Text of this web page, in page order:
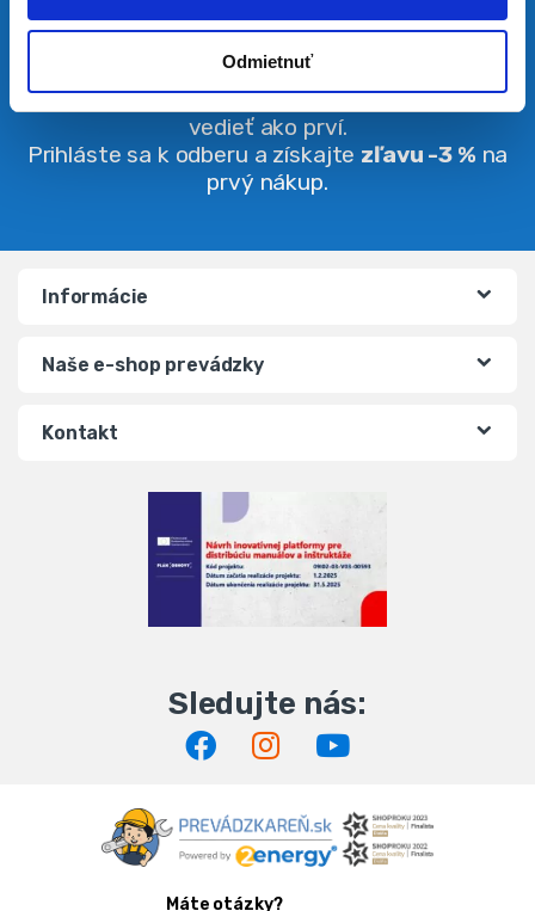
Odmietnuť
Pravidelná dávka noviniek
Buďte vždy v obraze. O zľavách budete
vedieť ako prví.
Prihláste sa k odberu a získajte zľavu -3 % na
prvý nákup.
Informácie
Naše e-shop prevádzky
Kontakt
Máte otázky?